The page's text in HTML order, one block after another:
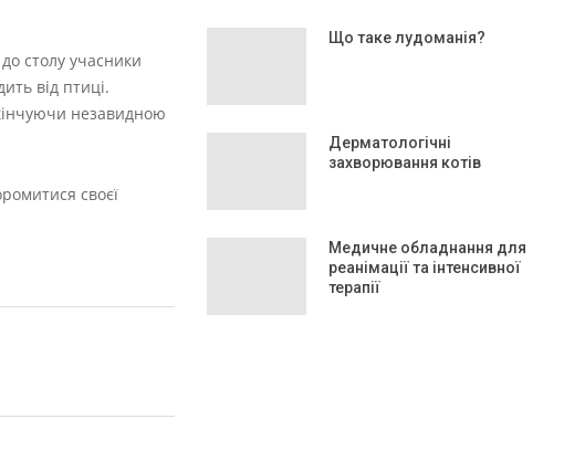
столу учасники
від птиці.
незавидною
своєї
Що таке лудоманія?
Дерматологічні
захворювання котів
Медичне обладнання для
реанімації та інтенсивної
терапії